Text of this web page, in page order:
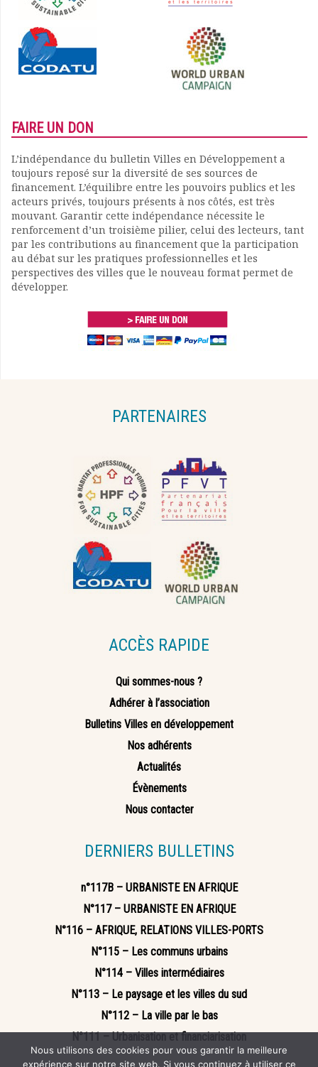
FAIRE UN DON
L’indépendance du bulletin Villes en Développement a
toujours reposé sur la diversité de ses sources de
financement. L’équilibre entre les pouvoirs publics et les
acteurs privés, toujours présents à nos côtés, est très
mouvant. Garantir cette indépendance nécessite le
renforcement d’un troisième pilier, celui des lecteurs, tant
par les contributions au financement que la participation
au débat sur les pratiques professionnelles et les
perspectives des villes que le nouveau format permet de
développer.
PARTENAIRES
ACCÈS RAPIDE
Qui sommes-nous ?
Adhérer à l’association
Bulletins Villes en développement
Nos adhérents
Actualités
Évènements
Nous contacter
DERNIERS BULLETINS
n°117B – URBANISTE EN AFRIQUE
N°117 – URBANISTE EN AFRIQUE
N°116 – AFRIQUE, RELATIONS VILLES-PORTS
N°115 – Les communs urbains
N°114 – Villes intermédiaires
N°113 – Le paysage et les villes du sud
N°112 – La ville par le bas
N°111 – Urbanisation et financiarisation
Nous utilisons des cookies pour vous garantir la meilleure
expérience sur notre site web. Si vous continuez à utiliser ce